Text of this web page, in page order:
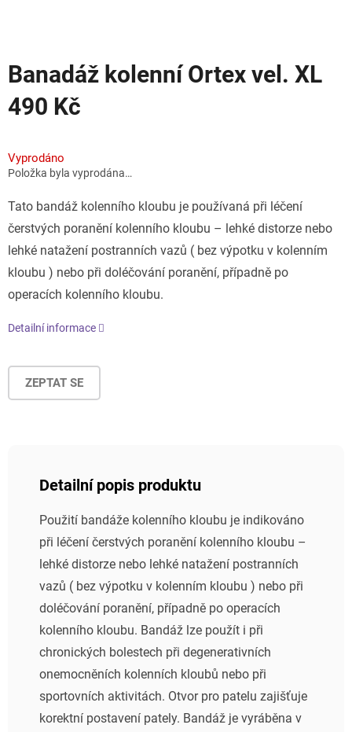
Banadáž kolenní Ortex vel. XL
490 Kč
Vyprodáno
Položka byla vyprodána…
Tato bandáž kolenního kloubu je používaná při léčení
čerstvých poranění kolenního kloubu – lehké distorze nebo
lehké natažení postranních vazů ( bez výpotku v kolenním
kloubu ) nebo při doléčování poranění, případně po
operacích kolenního kloubu.
Detailní informace
ZEPTAT SE
Detailní popis produktu
Použití bandáže kolenního kloubu je indikováno
při léčení čerstvých poranění kolenního kloubu –
lehké distorze nebo lehké natažení postranních
vazů ( bez výpotku v kolenním kloubu ) nebo při
doléčování poranění, případně po operacích
kolenního kloubu. Bandáž lze použít i při
chronických bolestech při degenerativních
onemocněních kolenních kloubů nebo při
sportovních aktivitách. Otvor pro patelu zajišťuje
korektní postavení pately. Bandáž je vyráběna v